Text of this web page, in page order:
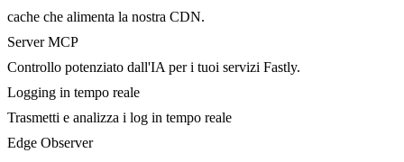
cache che alimenta la nostra CDN.
Server MCP
Controllo potenziato dall'IA per i tuoi servizi Fastly.
Logging in tempo reale
Trasmetti e analizza i log in tempo reale
Edge Observer